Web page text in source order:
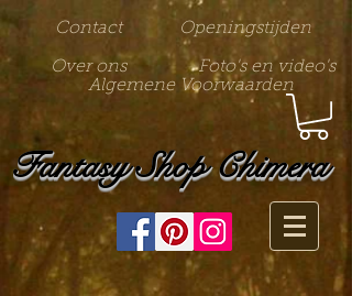
Contact Openingstijden
Over ons
Foto's en video's
Algemene Voorwaarden
Fantasy Shop Chimera